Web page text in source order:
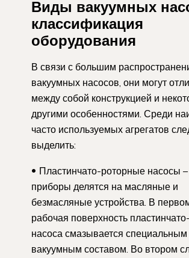
Виды вакуумных
классификация
оборудования
В связи с большим
вакуумных насосов, они могут
между собой конструкцией и
другими особенностями. Среди
часто используемых агрегатов
выделить:
Пластинчато-роторные насосы –
приборы делятся на масляные и
безмасляные устройства. В
рабочая поверхность
насоса смазывается специальным
вакуумным составом. Во втором